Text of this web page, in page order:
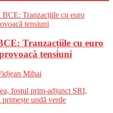
Tranzacțiile cu euro
tensiuni
Mihai